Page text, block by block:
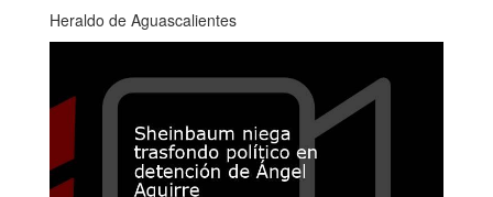
Heraldo de Aguascalientes